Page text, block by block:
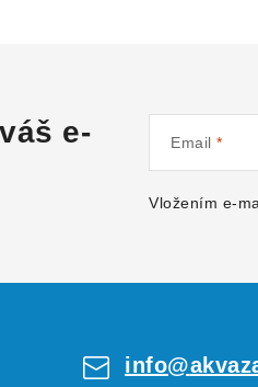
e-
Email
Vložením e-
info@